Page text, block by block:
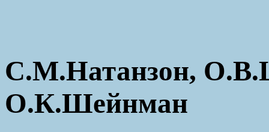
С.М.Натанзон,
О.К.Шейнман